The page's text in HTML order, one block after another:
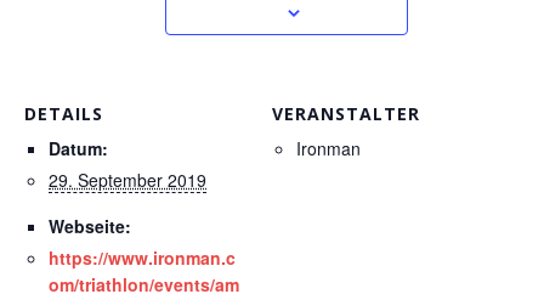
DETAILS
Datum:
29. September 2019
Webseite:
https://www.ironman.c
om/triathlon/events/am
VERANSTALTER
Ironman